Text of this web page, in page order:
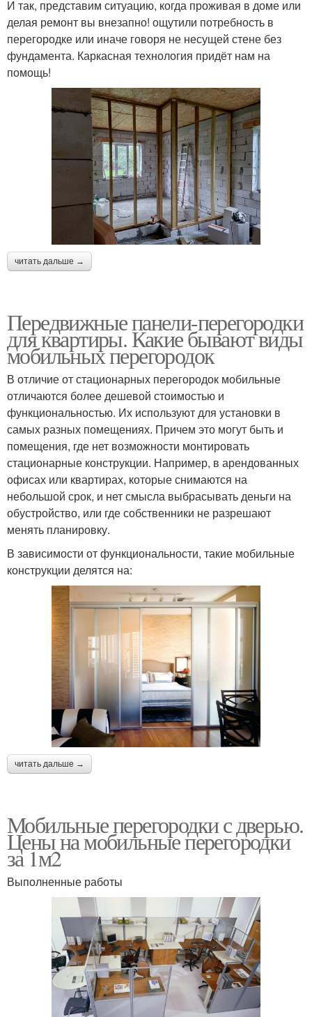
И так, представим ситуацию, когда проживая в доме или
делая ремонт вы внезапно! ощутили потребность в
перегородке или иначе говоря не несущей стене без
фундамента. Каркасная технология придёт нам на
помощь!
читать дальше →
Передвижные панели-перегородки
для квартиры. Какие бывают виды
мобильных перегородок
В отличие от стационарных перегородок мобильные
отличаются более дешевой стоимостью и
функциональностью. Их используют для установки в
самых разных помещениях. Причем это могут быть и
помещения, где нет возможности монтировать
стационарные конструкции. Например, в арендованных
офисах или квартирах, которые снимаются на
небольшой срок, и нет смысла выбрасывать деньги на
обустройство, или где собственники не разрешают
менять планировку.
В зависимости от функциональности, такие мобильные
конструкции делятся на:
читать дальше →
Мобильные перегородки с дверью.
Цены на мобильные перегородки
за 1м2
Выполненные работы